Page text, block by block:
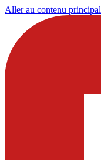
Aller au contenu principal